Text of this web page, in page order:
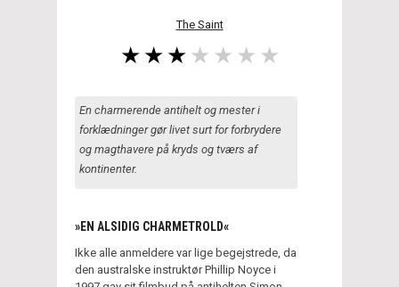
The Saint
En charmerende antihelt og mester i
forklædninger gør livet surt for forbrydere
og magthavere på kryds og tværs af
kontinenter.
»EN ALSIDIG CHARMETROLD«
Ikke alle anmeldere var lige begejstrede, da
den australske instruktør Phillip Noyce i